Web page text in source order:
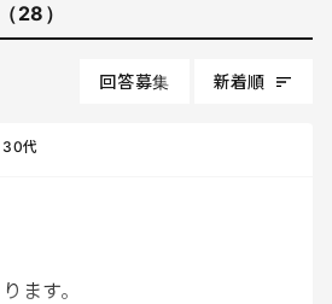
28）
回答募集 新着順
30代
ます。